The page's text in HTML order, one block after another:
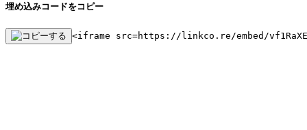
埋め込みコードをコピー
<iframe src=https://linkco.re/embed/